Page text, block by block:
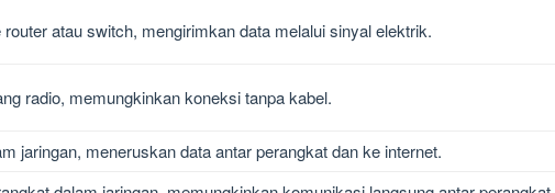
atau switch, mengirimkan data melalui sinyal elektrik.
radio, memungkinkan koneksi tanpa kabel.
jaringan, meneruskan data antar perangkat dan ke internet.